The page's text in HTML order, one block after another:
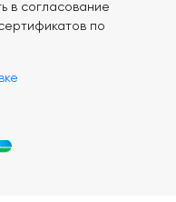
в согласование
по